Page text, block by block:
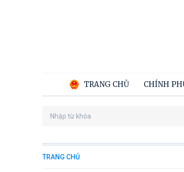
TRANG CHỦ CHÍNH
TRANG CHỦ